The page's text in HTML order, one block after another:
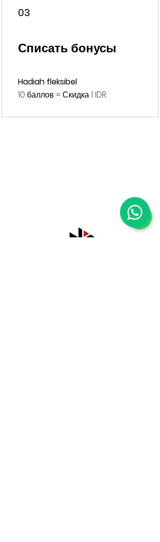
03
Списать бонусы
Hadiah fleksibel
10 баллов = Скидка 1 IDR